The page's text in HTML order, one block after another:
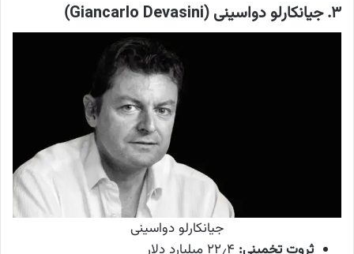
۳. جیانکارلو دواسینی (Giancarlo Devasini)
جیانکارلو دواسینی